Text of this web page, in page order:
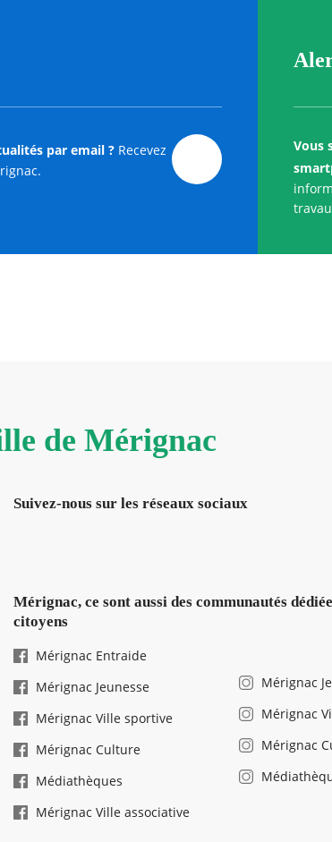
par email ?Recevez
Vous
de Mérignac
Suivez-nous sur les réseaux sociaux
Mérignac, ce sont aussi des communautés
citoyens
Mérignac Entraide
Mérignac Jeunesse
Mérignac Ville sportive
Mérignac Culture
Médiathèques
Mérignac Ville associative
Mérignac
Mérignac
Mérignac